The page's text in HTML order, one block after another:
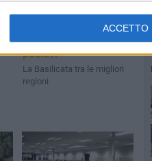
ACCETTO
femminile, dati
positivi
La Basilicata tra le migliori
regioni